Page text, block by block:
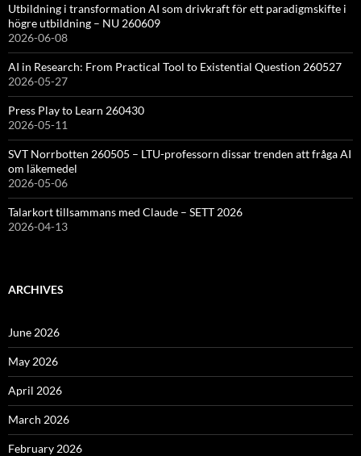
Utbildning i transformation AI som drivkraft för ett paradigmskifte i
högre utbildning – NU 260609
2026-06-08
AI in Research: From Practical Tool to Existential Question 260527
2026-05-27
Press Play to Learn 260430
2026-05-11
SVT Norrbotten 260505 – LTU-professorn dissar trenden att fråga AI
om läkemedel
2026-05-06
Talarkort tillsammans med Claude – SETT 2026
2026-04-13
ARCHIVES
June 2026
May 2026
April 2026
March 2026
February 2026